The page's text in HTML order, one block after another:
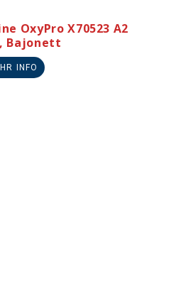
OxyPro X70523 A2
Bajonett
INFO